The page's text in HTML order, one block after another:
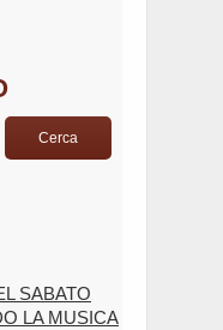
Cerca
SABATO
LA MUSICA